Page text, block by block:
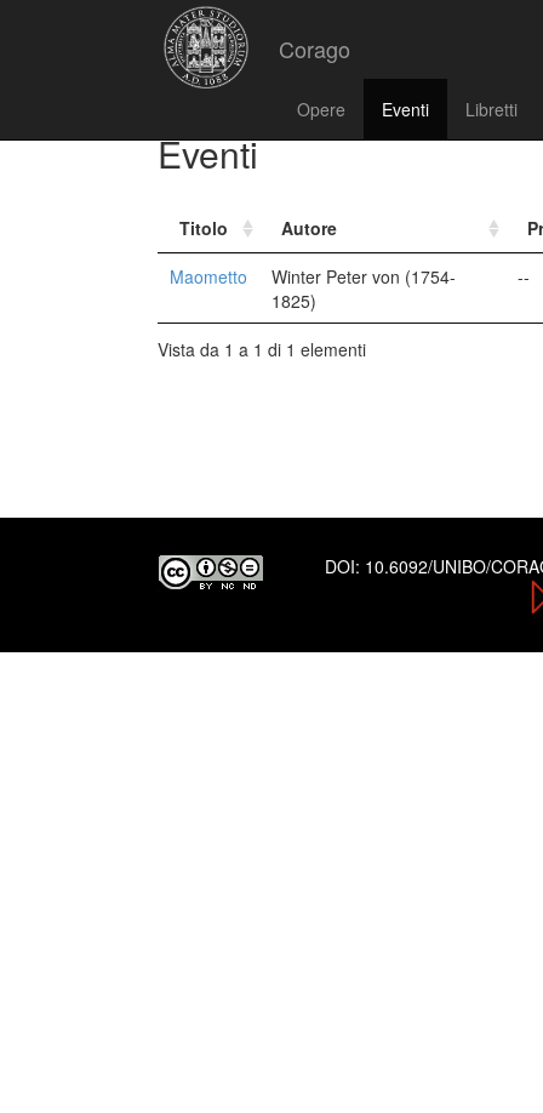
Corago
Opere Eventi Libretti
Eventi
Titolo Autore
Maometto
Winter Peter von (1754-
1825)
--
Vista da 1 a 1 di 1 elementi
DOI: 10.6092/UNIBO/